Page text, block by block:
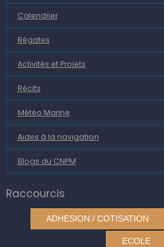
Calendrier
Régates
Activités et Projets
Récits
Météo Marine
Aides à la navigation
Blogs du CNPM
Raccourcis
ADHESION / COTISATION
ECOLE